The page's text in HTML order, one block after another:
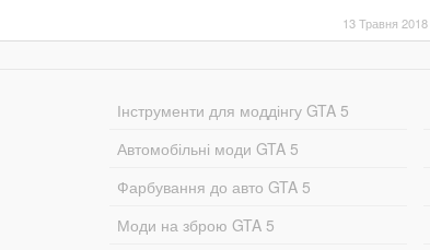
13 Травня 2018
Інструменти для моддінгу GTA 5
Автомобільні моди GTA 5
Фарбування до авто GTA 5
Моди на зброю GTA 5